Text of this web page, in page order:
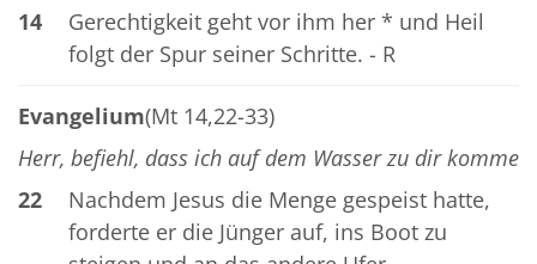
14
Gerechtigkeit geht vor ihm her * und Heil
folgt der Spur seiner Schritte. - R
Evangelium(Mt 14,22-33)
Herr, befiehl, dass ich auf dem Wasser zu dir komme
22
Nachdem Jesus die Menge gespeist hatte,
forderte er die Jünger auf, ins Boot zu